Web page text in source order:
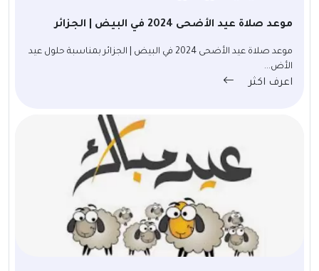
موعد صلاة عيد الأضحى 2024 في البيض | الجزائر
موعد صلاة عيد الأضحى 2024 في البيض | الجزائر بمناسبة حلول عيد
الأض...
اعرف اكثر